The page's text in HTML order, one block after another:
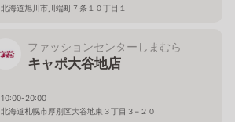
北海道旭川市川端町７条１０丁目１
ファッションセンターしまむら
キャポ大谷地店
10:00-20:00
北海道札幌市厚別区大谷地東３丁目３−２０